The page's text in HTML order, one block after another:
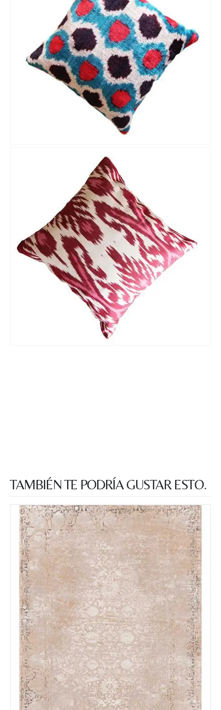
TAMBIÉN TE PODRÍA GUSTAR ESTO.